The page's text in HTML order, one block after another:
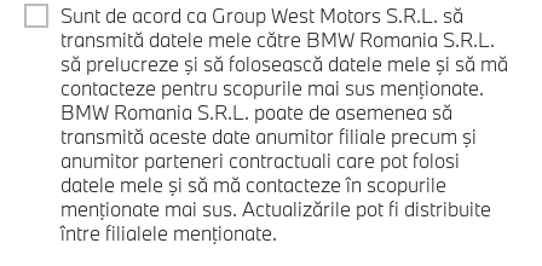
Sunt de acord ca Group West Motors S.R.L. să
transmită datele mele către BMW Romania S.R.L.
să prelucreze şi să folosească datele mele şi să mă
contacteze pentru scopurile mai sus menţionate.
BMW Romania S.R.L. poate de asemenea să
transmită aceste date anumitor filiale precum şi
anumitor parteneri contractuali care pot folosi
datele mele şi să mă contacteze în scopurile
menţionate mai sus. Actualizările pot fi distribuite
între filialele menţionate.